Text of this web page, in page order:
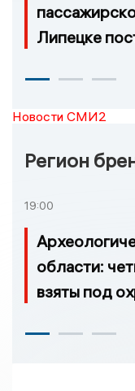
Липецке
Новости СМИ2
Регион
19:00
области:
взяты под